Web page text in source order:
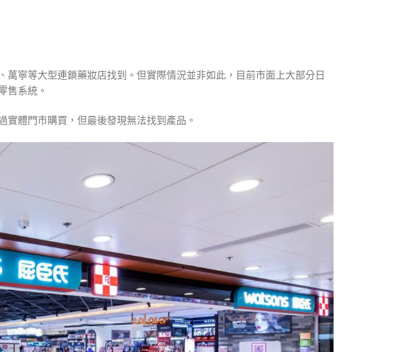
寧等大型連鎖藥妝店找到。但實際情況並非如此，目前市面上大部分日
售系統。
體門市購買，但最後發現無法找到產品。